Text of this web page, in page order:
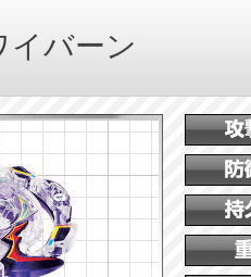
イバーン